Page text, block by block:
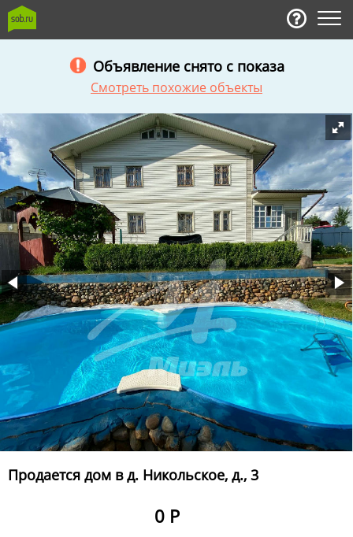
Объявление снято с показа
Смотреть похожие объекты
Продается дом в д. Никольское, д., 3
0 Р